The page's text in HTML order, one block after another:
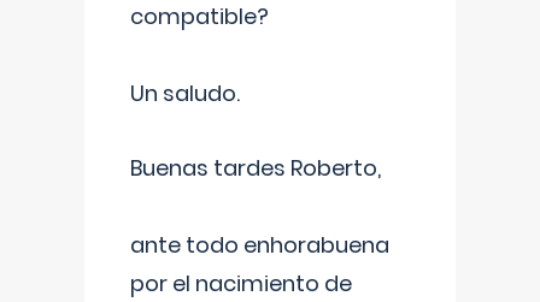
compatible?
Un saludo.
Buenas tardes Roberto,
ante todo enhorabuena
por el nacimiento de